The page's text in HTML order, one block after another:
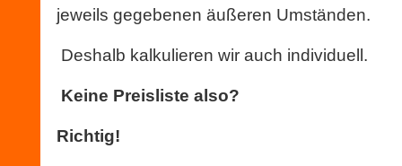
jeweils gegebenen äußeren Umständen.
Deshalb kalkulieren wir auch individuell.
Keine Preisliste also?
Richtig!